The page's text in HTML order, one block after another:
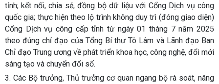
tỉnh; kết nối, chia sẻ, đồng bộ dữ liệu với Cổng Dịch vụ công
quốc gia; thực hiện theo lộ trình không duy trì (đóng giao diện)
Cổng Dịch vụ công cấp tỉnh từ ngày 01 tháng 7 năm 2025
theo đúng chỉ đạo của Tổng Bí thư Tô Lâm và Lãnh đạo Ban
Chỉ đạo Trung ương về phát triển khoa học, công nghệ, đổi mới
sáng tạo và chuyển đổi số.
3. Các Bộ trưởng, Thủ trưởng cơ quan ngang bộ rà soát, nâng